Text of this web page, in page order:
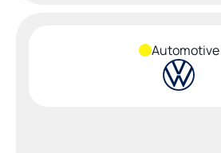
Automotive